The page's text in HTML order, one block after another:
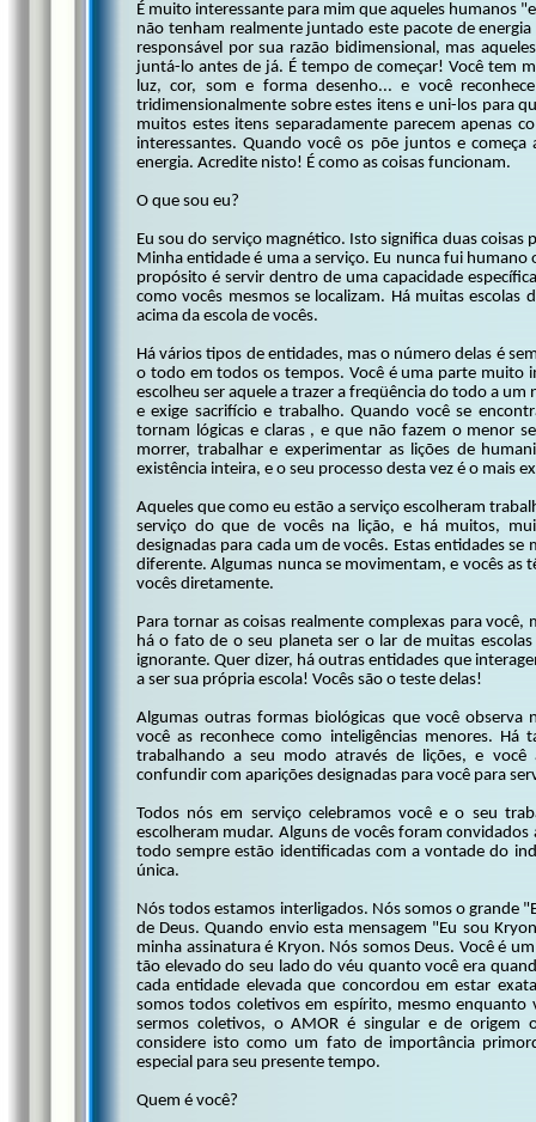
É muito interessante para mim que aqueles humanos
não tenham realmente juntado este pacote de
responsável por sua razão bidimensional, mas
juntá-lo antes de já. É tempo de começar! Você tem
luz, cor, som e forma desenho... e você
tridimensionalmente sobre estes itens e uni-los para
muitos estes itens separadamente parecem apenas
interessantes. Quando você os põe juntos e
energia. Acredite nisto! É como as coisas funcionam.
O que sou eu?
Eu sou do serviço magnético. Isto significa duas
Minha entidade é uma a serviço. Eu nunca fui
propósito é servir dentro de uma capacidade
como vocês mesmos se localizam. Há muitas
acima da escola de vocês.
Há vários tipos de entidades, mas o número delas é
o todo em todos os tempos. Você é uma parte muito
escolheu ser aquele a trazer a freqüência do todo a
e exige sacrifício e trabalho. Quando você se
tornam lógicas e claras , e que não fazem o menor
morrer, trabalhar e experimentar as lições de
existência inteira, e o seu processo desta vez é o mais
Aqueles que como eu estão a serviço escolheram
serviço do que de vocês na lição, e há muitos,
designadas para cada um de vocês. Estas entidades
diferente. Algumas nunca se movimentam, e vocês as
vocês diretamente.
Para tornar as coisas realmente complexas para
há o fato de o seu planeta ser o lar de muitas
ignorante. Quer dizer, há outras entidades que
a ser sua própria escola! Vocês são o teste delas!
Algumas outras formas biológicas que você observa
você as reconhece como inteligências menores. Há
trabalhando a seu modo através de lições, e você
confundir com aparições designadas para você para
Todos nós em serviço celebramos você e o seu
escolheram mudar. Alguns de vocês foram
todo sempre estão identificadas com a vontade do
única.
Nós todos estamos interligados. Nós somos o grande
de Deus. Quando envio esta mensagem "Eu sou
minha assinatura é Kryon. Nós somos Deus. Você é
tão elevado do seu lado do véu quanto você era
cada entidade elevada que concordou em estar
somos todos coletivos em espírito, mesmo enquanto
sermos coletivos, o AMOR é singular e de origem
considere isto como um fato de importância
especial para seu presente tempo.
Quem é você?